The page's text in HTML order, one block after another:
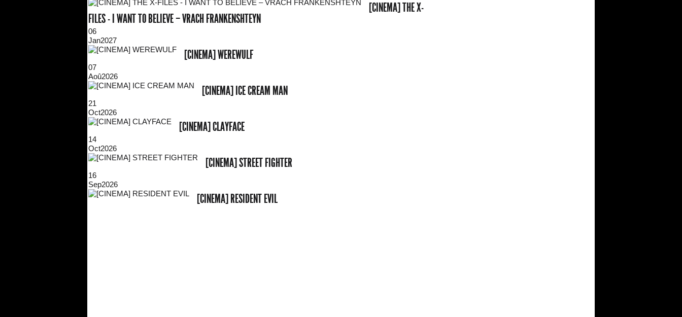
[CINEMA] THE X-
FILES - I WANT TO BELIEVE – VRACH FRANKENSHTEYN
06
Jan2027
[CINEMA] WEREWULF
07
Aoû2026
[CINEMA] ICE CREAM MAN
21
Oct2026
[CINEMA] CLAYFACE
14
Oct2026
[CINEMA] STREET FIGHTER
16
Sep2026
[CINEMA] RESIDENT EVIL